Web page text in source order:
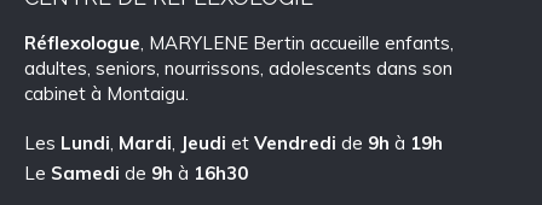
Réflexologue , MARYLENE Bertin accueille enfants,
adultes, seniors, nourrissons, adolescents dans son
cabinet à Montaigu.
Les Lundi Mardi Jeudi et Vendredi de 9h à 19h
Le Samedi de 9h à 16h30